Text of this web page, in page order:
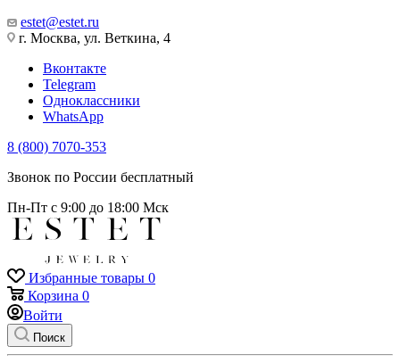
estet@estet.ru
г. Москва, ул. Веткина, 4
Вконтакте
Telegram
Одноклассники
WhatsApp
8 (800) 7070-353
Звонок по России бесплатный
Пн-Пт с 9:00 до 18:00 Мск
Избранные товары 0
Корзина 0
Войти
Поиск